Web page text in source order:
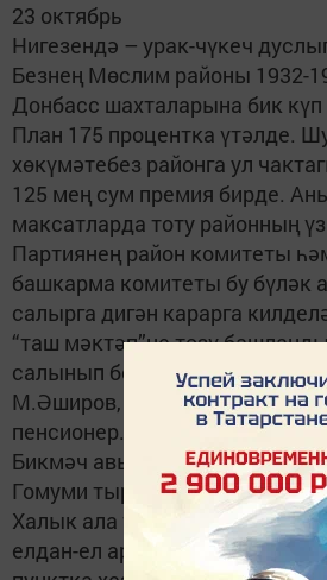
23 октябрь
Нигезендә – урак-чүкеч
Безнең Мөслим районы 1932-
Донбасс шахталарына бик
План 175 процентка үтәлде.
хөкүмәтебез районга ул
125 мең сум премия бирде.
максатларда тоту районның
Партиянең район комитеты
башкарма комитеты бу бүләк
салырга дигән карарга
“таш мәктәп”не төзү
салынып бетте.
М.Әширов,
пенсионер.
Бикмәч авылы.
Гомуми тырышлык кирәк
Халык ала торган газета һәм
елдан-ел арта.